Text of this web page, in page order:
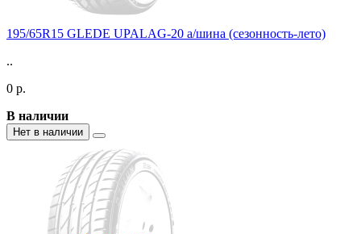
195/65R15 GLEDE UPALAG-20 а/шина (сезонность-лето)
..
0 р.
В наличии
Нет в наличии